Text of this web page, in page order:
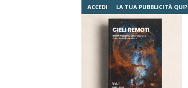
ACCEDI LA TUA PUBBLICITÀ QUI?